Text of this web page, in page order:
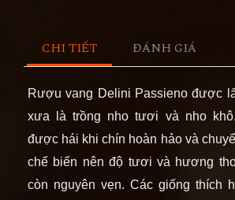
CHI TIẾT ĐÁNH GIÁ
Rượu vang Delini Passieno được
xưa là trồng nho tươi và nho
được hái khi chín hoàn hảo và
chế biến nên độ tươi và hương
còn nguyên vẹn. Các giống thích